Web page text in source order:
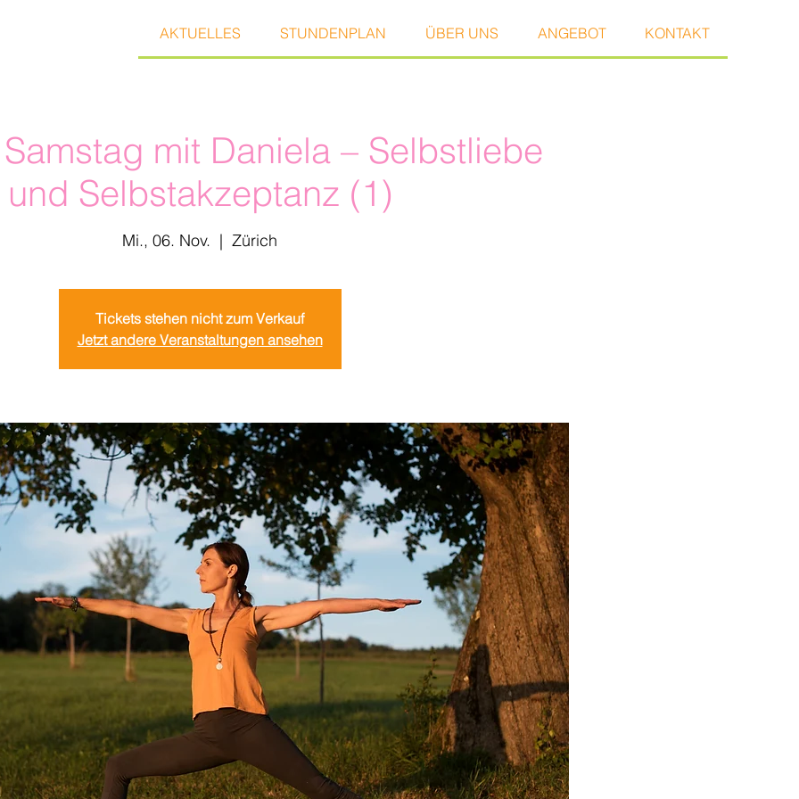
AKTUELLES STUNDENPLAN ÜBER UNS ANGEBOT KONTAKT
mit Daniela – Selbstliebe
und Selbstakzeptanz (1)
Mi., 06. Nov.
  |
Zürich
Tickets stehen nicht zum Verkauf
Jetzt andere Veranstaltungen ansehen